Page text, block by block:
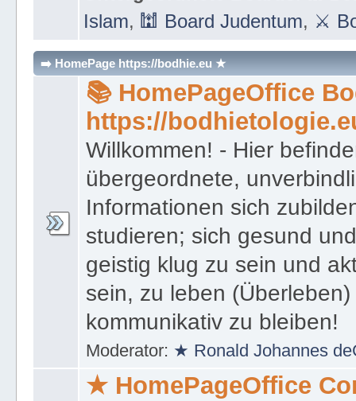
Untergeordnete Boards:⛪
Islam,🕍 Board Judentum,⚔
➡️ HomePage https://bodhie.eu ★
📚 HomePageOffice
https://
Willkommen! - Hier
übergeordnete,
Informationen sich
studieren; sich gesund
geistig klug zu sein und
sein, zu leben
kommunikativ zu bleiben!
Moderator:★ Ronald Johannes